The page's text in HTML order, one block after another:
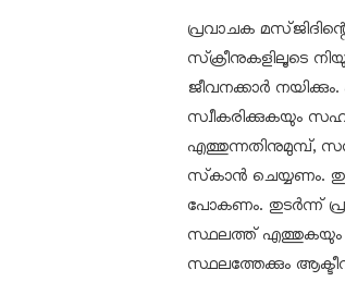
പ്രവാചക
സ്‌ക്രീനുകളിലൂടെ
ജീവനക്കാർ
സ്വീകരിക്കുകയും
എത്തുന്നതിനുമുമ്പ്,
സ്‌കാൻ ചെയ്യണം.
പോകണം. തുടർന്ന്
സ്ഥലത്ത് എത്തുകയും
സ്ഥലത്തേക്കും